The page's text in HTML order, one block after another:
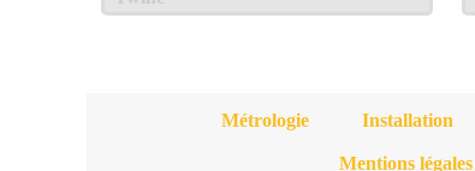
Métrologie Installation
Mentions légales